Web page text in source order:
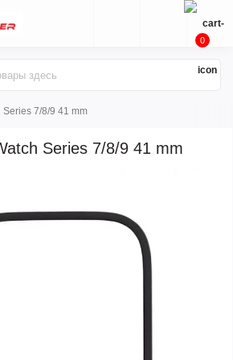
0
7/8/9 41 mm
Series 7/8/9 41 mm